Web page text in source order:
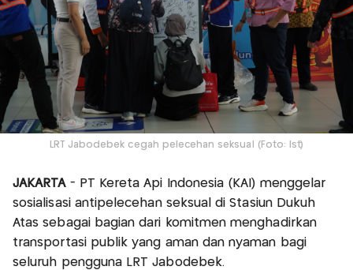
LRT Jabodebek cegah pelecehan seksual (Foto: Ist)
JAKARTA - PT Kereta Api Indonesia (KAI) menggelar
sosialisasi antipelecehan seksual di Stasiun Dukuh
Atas sebagai bagian dari komitmen menghadirkan
transportasi publik yang aman dan nyaman bagi
seluruh pengguna LRT Jabodebek.